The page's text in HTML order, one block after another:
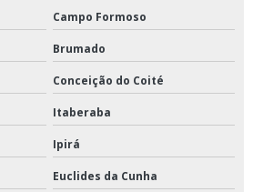
Campo Formoso
Brumado
Conceição do Coité
Itaberaba
Ipirá
Euclides da Cunha